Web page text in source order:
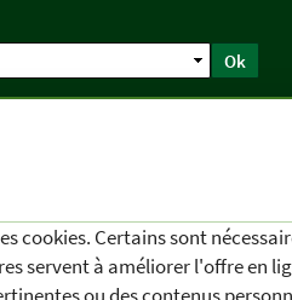
Ok
cookies. Certains sont
servent à améliorer l'offre en